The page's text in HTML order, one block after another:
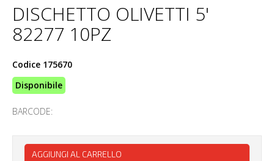
DISCHETTO OLIVETTI 5'
82277 10PZ
Codice 175670
Disponibile
BARCODE:
AGGIUNGI AL CARRELLO